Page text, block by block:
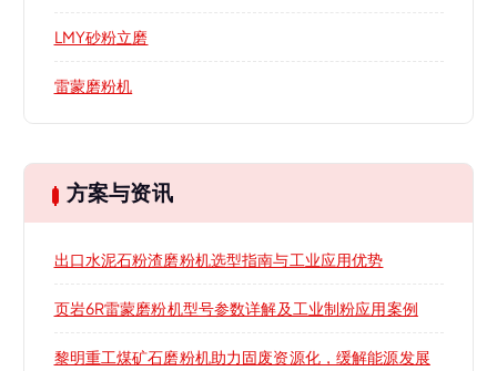
LMY砂粉立磨
雷蒙磨粉机
方案与资讯
出口水泥石粉渣磨粉机选型指南与工业应用优势
页岩6R雷蒙磨粉机型号参数详解及工业制粉应用案例
黎明重工煤矿石磨粉机助力固废资源化，缓解能源发展